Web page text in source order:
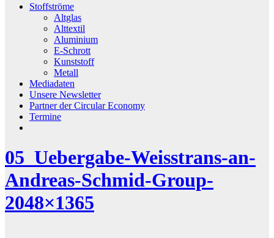
Stoffströme
Altglas
Alttextil
Aluminium
E-Schrott
Kunststoff
Metall
Mediadaten
Unsere Newsletter
Partner der Circular Economy
Termine
05_Uebergabe-Weisstrans-an-
Andreas-Schmid-Group-
2048×1365